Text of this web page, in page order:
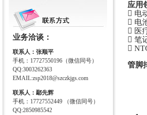
业务洽谈：
联系人：张顺平
手机：17727550196（微信同号）
QQ:3003262363
EMAIL:zsp2018@szczkjgs.com
联系人：鄢先辉
手机：17727552449 （微信同号）
QQ:2850985542
应用
 电
 电
 医
 笔

管脚